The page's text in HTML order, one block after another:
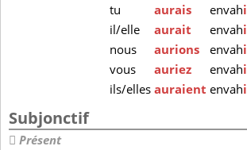
tu
aurais envahi
il/elle
aurait envahi
nous
aurions envahi
vous
auriez envahi
ils/elles auraient envahi
Subjonctif
Présent